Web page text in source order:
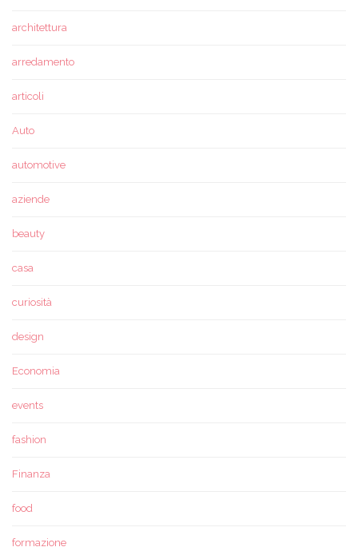
architettura
arredamento
articoli
Auto
automotive
aziende
beauty
casa
curiosità
design
Economia
events
fashion
Finanza
food
formazione